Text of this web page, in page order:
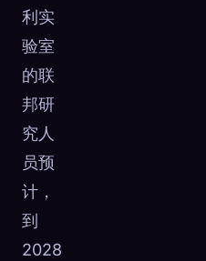
利实
验室
的联
邦研
究人
员预
计，
到
2028